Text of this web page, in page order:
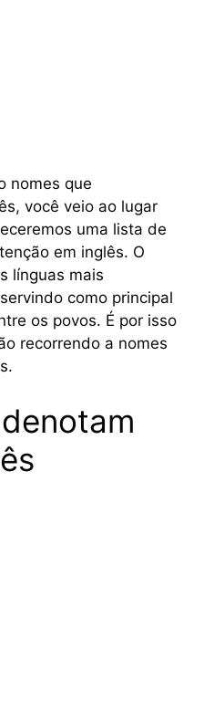
nomes que
você veio ao lugar
uma lista de
em inglês. O
línguas mais
como principal
os povos. É por isso
recorrendo a nomes